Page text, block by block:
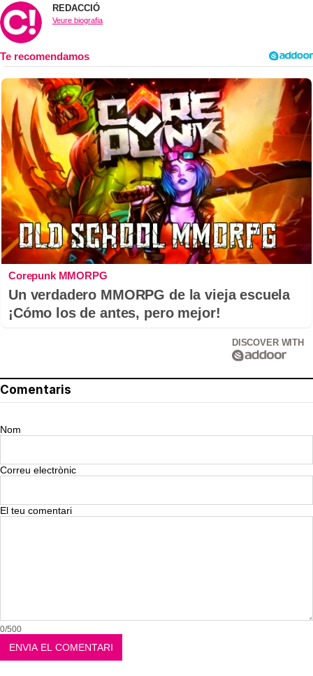
REDACCIÓ
Veure biografia
Corepunk MMORPG
Un verdadero MMORPG de la vieja escuela
¡Cómo los de antes, pero mejor!
DISCOVER WITH
Comentaris
Nom
Correu electrònic
El teu comentari
0/500